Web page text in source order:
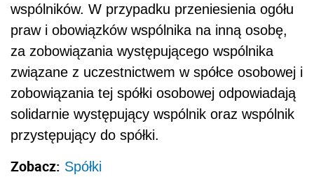
wspólników. W przypadku przeniesienia ogółu
praw i obowiązków wspólnika na inną osobę,
za zobowiązania występującego wspólnika
związane z uczestnictwem w spółce osobowej i
zobowiązania tej spółki osobowej odpowiadają
solidarnie występujący wspólnik oraz wspólnik
przystępujący do spółki.
Zobacz: Spółki